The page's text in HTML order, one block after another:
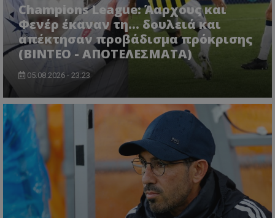
Champions League: Άαρχους και
Φενέρ έκαναν τη... δουλειά και
απέκτησαν προβάδισμα πρόκρισης
(ΒΙΝΤΕΟ - ΑΠΟΤΕΛΕΣΜΑΤΑ)
05.08.2026 - 23:23